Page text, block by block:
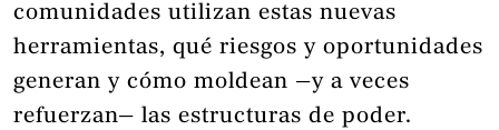
comunidades utilizan estas nuevas
herramientas, qué riesgos y oportunidades
generan y cómo moldean —y a veces
refuerzan— las estructuras de poder.